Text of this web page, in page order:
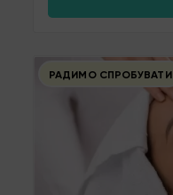
РАДИМО СПРОБУВАТИ